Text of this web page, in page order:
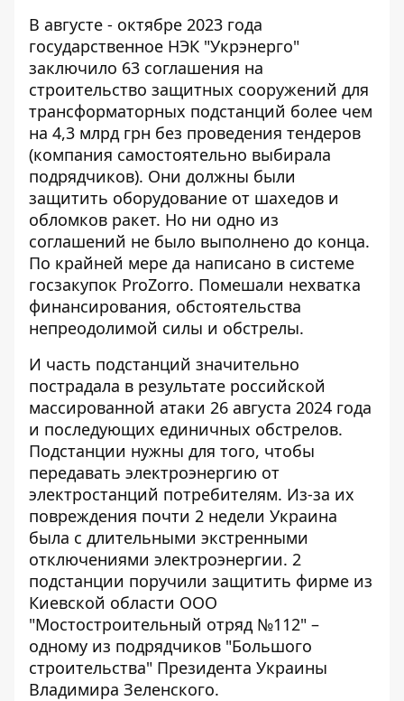
В августе - октябре 2023 года
государственное НЭК "Укрэнерго"
заключило 63 соглашения на
строительство защитных сооружений для
трансформаторных подстанций более чем
на 4,3 млрд грн без проведения тендеров
(компания самостоятельно выбирала
подрядчиков). Они должны были
защитить оборудование от шахедов и
обломков ракет. Но ни одно из
соглашений не было выполнено до конца.
По крайней мере да написано в системе
госзакупок ProZorro. Помешали нехватка
финансирования, обстоятельства
непреодолимой силы и обстрелы.
И часть подстанций значительно
пострадала в результате российской
массированной атаки 26 августа 2024 года
и последующих единичных обстрелов.
Подстанции нужны для того, чтобы
передавать электроэнергию от
электростанций потребителям. Из-за их
повреждения почти 2 недели Украина
была с длительными экстренными
отключениями электроэнергии. 2
подстанции поручили защитить фирме из
Киевской области ООО
"Мостостроительный отряд №112" –
одному из подрядчиков "Большого
строительства" Президента Украины
Владимира Зеленского.